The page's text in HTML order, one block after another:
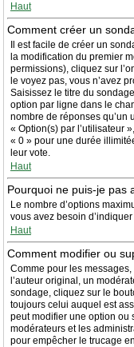
Haut
Comment créer un
Il est facile de créer un
la modification du premier
permissions), cliquez sur
le voyez pas, vous n’avez
Saisissez le titre du
option par ligne dans le
nombre de réponses qu’un
« Option(s) par l’utilisateur
« 0 » pour une durée
leur vote.
Haut
Pourquoi ne puis-je pas
Le nombre d’options
vous avez besoin
Haut
Comment modifier ou
Comme pour les
l’auteur original, un
sondage, cliquez sur le
toujours celui auquel est
peut modifier une option ou
modérateurs et les
pour empêcher le trucage